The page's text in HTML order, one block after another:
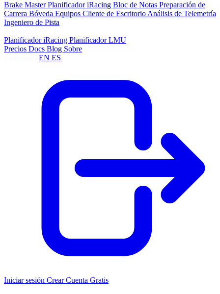
Brake MasterPlanificador iRacing Bloc de Notas Preparación de
Carrera Bóveda Equipos Cliente de Escritorio Análisis de Telemetría
Ingeniero de Pista
Planificador iRacing Planificador LMU
Precios Docs Blog Sobre
EN ES
Iniciar sesión Crear Cuenta Gratis